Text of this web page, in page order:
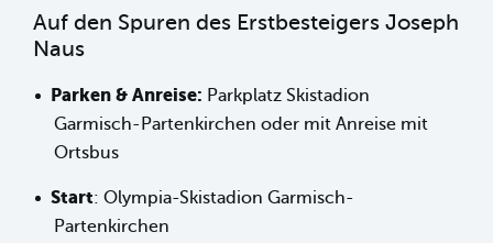
Auf den Spuren des Erstbesteigers Joseph
Naus
Parken & Anreise: Parkplatz Skistadion
Garmisch-Partenkirchen oder mit Anreise mit
Ortsbus
Start: Olympia-Skistadion Garmisch-
Partenkirchen